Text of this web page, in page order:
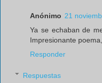
Anónimo 21
Ya se echaban de
Impresionante
Responder
Respuestas